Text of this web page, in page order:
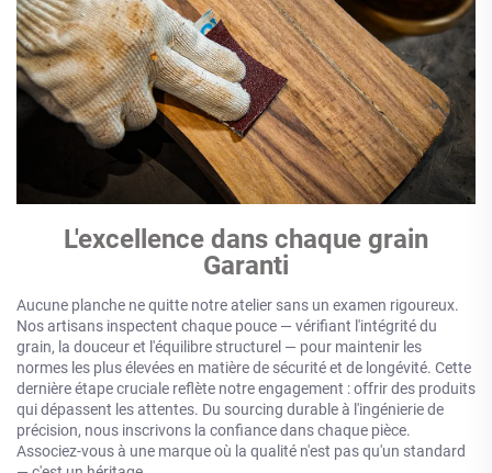
L'excellence dans chaque grain
Garanti
Aucune planche ne quitte notre atelier sans un examen rigoureux.
Nos artisans inspectent chaque pouce — vérifiant l'intégrité du
grain, la douceur et l'équilibre structurel — pour maintenir les
normes les plus élevées en matière de sécurité et de longévité. Cette
dernière étape cruciale reflète notre engagement : offrir des produits
qui dépassent les attentes. Du sourcing durable à l'ingénierie de
précision, nous inscrivons la confiance dans chaque pièce.
Associez-vous à une marque où la qualité n'est pas qu'un standard